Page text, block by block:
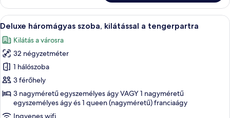
óceánra
kilátás
az
óceánra
részletei
A
következő
szoba
összes
képének
megtekintése:
Deluxe
háromágyas
szoba,
Egy szállodai szoba, amelyben
15
Deluxe háromágyas szoba, kilátással a tengerpartra
Kilátás a városra
32 négyzetméter
1 hálószoba
3 férőhely
3 nagyméretű egyszemélyes ágy VAGY 1 nagyméretű
egyszemélyes ágy és 1 queen (nagyméretű) franciaágy
Ingyenes wifi